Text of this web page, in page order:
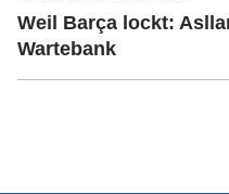
Weil Barça lockt:
Wartebank